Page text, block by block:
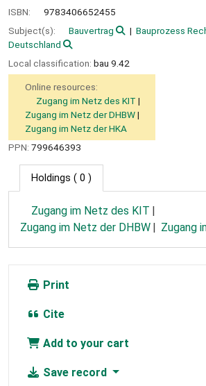
ISBN:
9783406652455
Subject(s):
Bauvertrag
Bauprozess
Deutschland
Local classification: bau 9.42
Online resources:
Zugang im Netz des KIT
Zugang im Netz der DHBW
Zugang im Netz der HKA
PPN: 799646393
Holdings ( 0 )
Zugang im Netz des KIT
Zugang im Netz der DHBW
Zugang
Print
Cite
Add to your cart
Save record